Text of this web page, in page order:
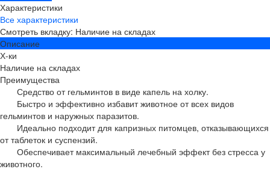
Характеристики
Все характеристики
Смотреть вкладку: Наличие на складах
Описание
Х-ки
Наличие на складах
Преимущества
Средство от гельминтов в виде капель на холку.
Быстро и эффективно избавит животное от всех видов
гельминтов и наружных паразитов.
Идеально подходит для капризных питомцев, отказывающихся
от таблеток и суспензий.
Обеспечивает максимальный лечебный эффект без стресса у
животного.